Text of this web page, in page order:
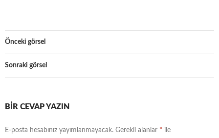
Önceki görsel
Sonraki görsel
BIR CEVAP YAZIN
E-posta hesabınız yayımlanmayacak. Gerekli alanlar * ile